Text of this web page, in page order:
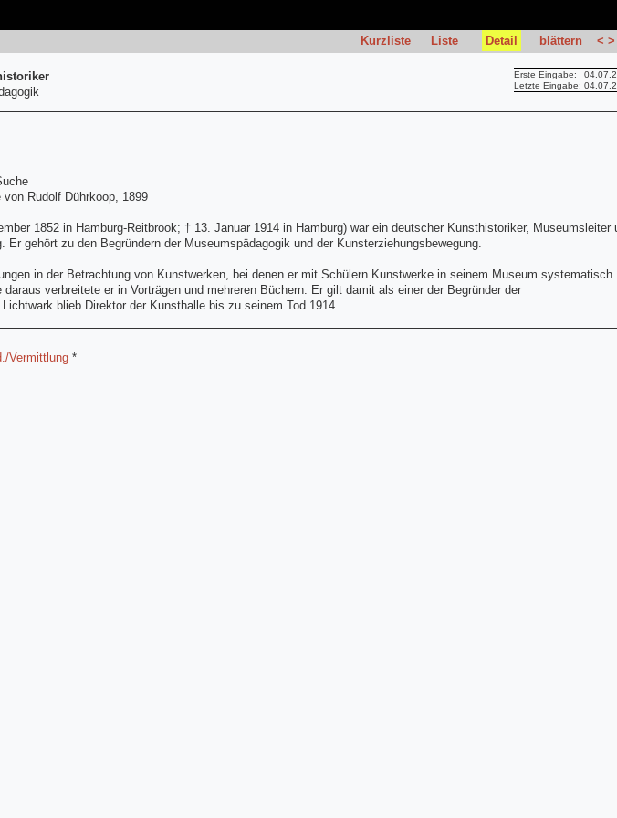
Kurzliste Liste Detail blättern < >
Erste Eingabe:
Letzte Eingabe:
Rudolf Dührkoop, 1899
1852 in Hamburg-Reitbrook; † 13. Januar 1914 in Hamburg) war ein deutscher Kunsthistoriker, Museumsleiter
Er gehört zu den Begründern der Museumspädagogik und der Kunsterziehungsbewegung.
in der Betrachtung von Kunstwerken, bei denen er mit Schülern Kunstwerke in seinem Museum systematisch
verbreitete er in Vorträgen und mehreren Büchern. Er gilt damit als einer der Begründer der
blieb Direktor der Kunsthalle bis zu seinem Tod 1914....
Vermittlung *